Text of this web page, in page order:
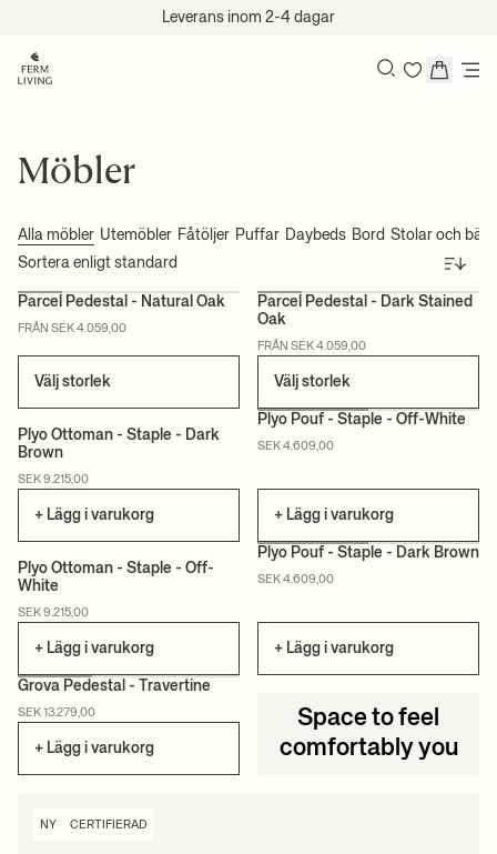
Leverans inom 2-4 dagar
Möbler
Alla möbler Utemöbler Fåtöljer Puffar Daybeds Bord Stolar och
Sortera
Parcel Pedestal - Natural Oak
FRÅN SEK 4.059,00
Välj storlek
NY CERTIFIERAD
Parcel Pedestal - Dark Stained
Oak
FRÅN SEK 4.059,00
Välj storlek
NY
Plyo Ottoman - Staple - Dark
Brown
SEK 9.215,00
+ Lägg i varukorg
Plyo Pouf - Staple - Off-White
SEK 4.609,00
+ Lägg i varukorg
NY
Plyo Ottoman - Staple - Off-
White
SEK 9.215,00
+ Lägg i varukorg
Plyo Pouf - Staple - Dark Brown
SEK 4.609,00
+ Lägg i varukorg
NY CERTIFIERAD
Grova Pedestal - Travertine
SEK 13.279,00
+ Lägg i varukorg
Space to feel
comfortably you
NY CERTIFIERAD